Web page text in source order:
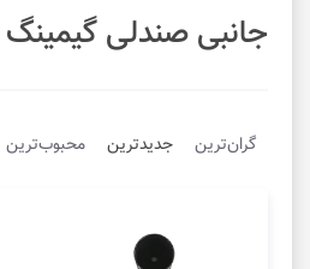
جانبی صندلی گیمینگ
گران‌ترین جدیدترین محبوب‌ترین